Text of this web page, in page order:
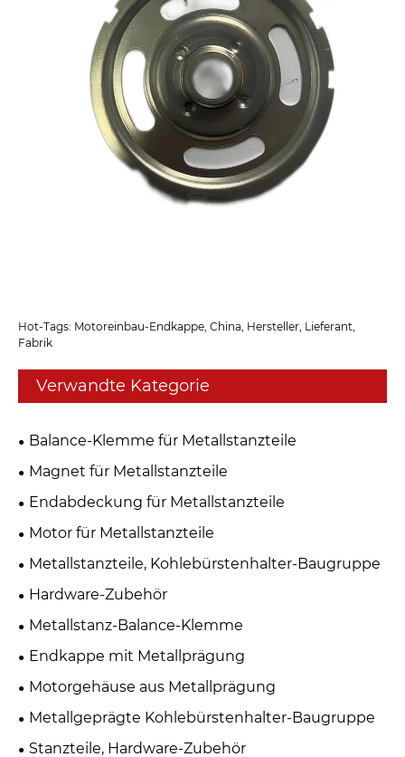
Hot-Tags: Motoreinbau-Endkappe, China, Hersteller, Lieferant,
Fabrik
Verwandte Kategorie
Balance-Klemme für Metallstanzteile
Magnet für Metallstanzteile
Endabdeckung für Metallstanzteile
Motor für Metallstanzteile
Metallstanzteile, Kohlebürstenhalter-Baugruppe
Hardware-Zubehör
Metallstanz-Balance-Klemme
Endkappe mit Metallprägung
Motorgehäuse aus Metallprägung
Metallgeprägte Kohlebürstenhalter-Baugruppe
Stanzteile, Hardware-Zubehör